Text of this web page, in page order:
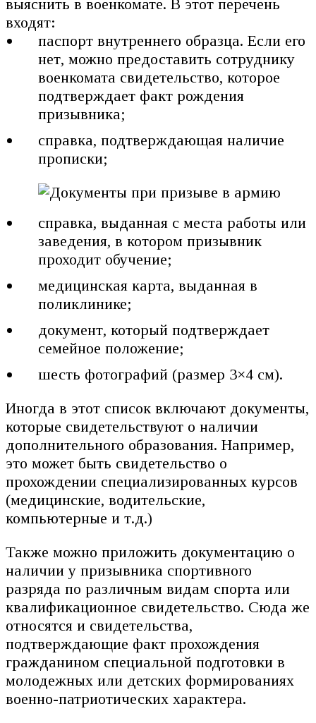
выяснить в военкомате. В этот перечень
входят:
паспорт внутреннего образца. Если его
нет, можно предоставить сотруднику
военкомата свидетельство, которое
подтверждает факт рождения
призывника;
справка, подтверждающая наличие
прописки;
справка, выданная с места работы или
заведения, в котором призывник
проходит обучение;
медицинская карта, выданная в
поликлинике;
документ, который подтверждает
семейное положение;
шесть фотографий (размер 3×4 см).
Иногда в этот список включают документы,
которые свидетельствуют о наличии
дополнительного образования. Например,
это может быть свидетельство о
прохождении специализированных курсов
(медицинские, водительские,
компьютерные и т.д.)
Также можно приложить документацию о
наличии у призывника спортивного
разряда по различным видам спорта или
квалификационное свидетельство. Сюда же
относятся и свидетельства,
подтверждающие факт прохождения
гражданином специальной подготовки в
молодежных или детских формированиях
военно-патриотических характера.